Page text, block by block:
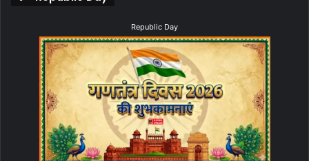
Republic Day